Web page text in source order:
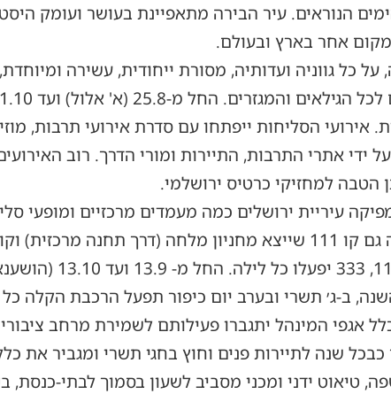
הנוראים. עיר הבירה מתאפיינת בעושר ועומק
אחר בארץ ובעולם.
על כל גווניה ועדותיה, מסורת ייחודית, עשירה
אירועי הסליחות ייפתחו עם סדרת אירועי תרבות,
ידי אתרי התרבות, התיירות ומורי הדרך. רוב
הטבה למחזיקי כרטיס ירושלמי.
עיריית ירושלים כמה מעמדים מרכזיים ומופעי
ב-ג׳ תשרי ובערב יום כיפור תפעל הרכבת הקלה
אגפי המינהל יתגברו פעילותם לשמירת מרחב
שנה לתיירות פנים וחוץ בחגי תשרי ומגביר את
טיאוט ידני ומכני מסביב לשעון בסמוך לבתי-